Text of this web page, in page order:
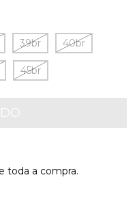
39br 40br
45br
toda a compra.